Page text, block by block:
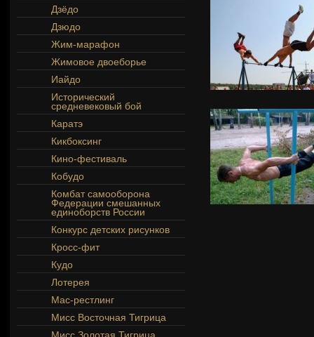
Дзёдо
Дзюдо
Жим-марафон
Жимовое двоеборье
Иайдо
Исторический
средневековый бой
Каратэ
Кикбоксинг
Кино-фестиваль
Кобудо
Комбат самооборона
Федерации смешанных
единоборств России
Конкурс детских рисунков
Кросс-фит
Кудо
Лотерея
Мас-рестлинг
Мисс Восточная Тигрица